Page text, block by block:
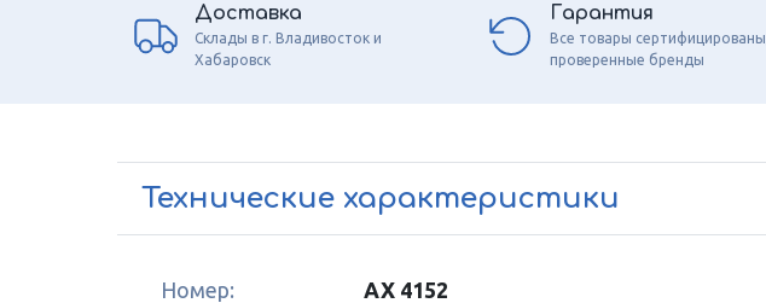
Доставка
Склады в г. Владивосток и
Хабаровск
Гарантия
Все товары сертифицированы,
проверенные бренды
Технические характеристики
Номер: AX 4152